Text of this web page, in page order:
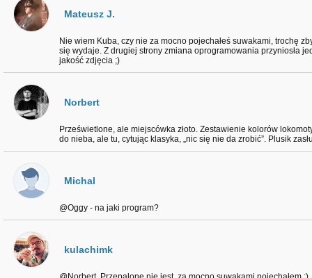
Mateusz J.
Nie wiem Kuba, czy nie za mocno pojechałeś suwakami, trochę
się wydaje. Z drugiej strony zmiana oprogramowania przyniosła
jakość zdjęcia ;)
Norbert
Prześwietlone, ale miejscówka złoto. Zestawienie kolorów
do nieba, ale tu, cytując klasyka, „nic się nie da zrobić”. Plusik
Michal
@Oggy - na jaki program?
kulachimk